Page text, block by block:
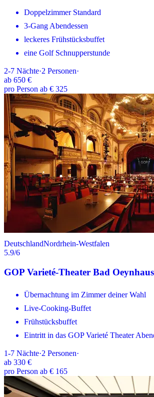
Doppelzimmer Standard
3-Gang Abendessen
leckeres Frühstücksbuffet
eine Golf Schnupperstunde
2-7 Nächte·2 Personen·
ab 650 €
pro Person ab € 325
DeutschlandNordrhein-Westfalen
5.9/6
GOP Varieté-Theater Bad
Übernachtung im Zimmer deiner Wahl
Live-Cooking-Buffet
Frühstücksbuffet
Eintritt in das GOP Varieté Theater
1-7 Nächte·2 Personen·
ab 330 €
pro Person ab € 165